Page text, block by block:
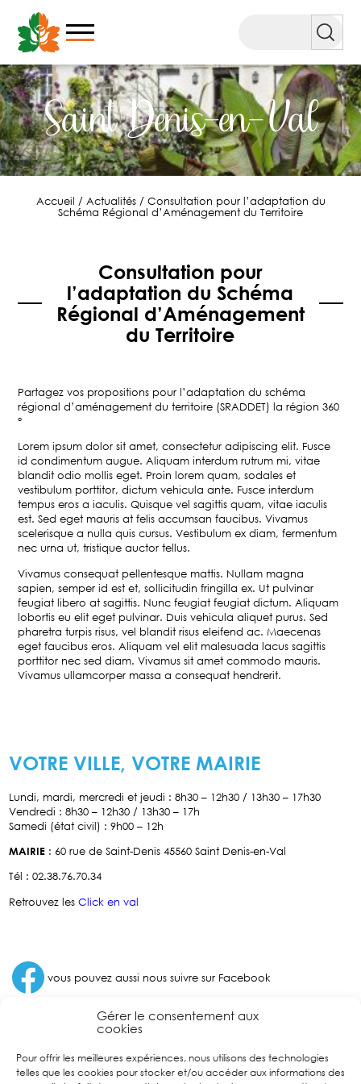
Gérer le consentement aux
cookies
Pour offrir les meilleures expériences, nous utilisons des technologies
telles que les cookies pour stocker et/ou accéder aux informations des
contenu
Saint Denis-en-Val
Accueil / Actualités/ Consultation pour l’adaptation du
Schéma Régional d’Aménagement du Territoire
Consultation pour
l’adaptation du Schéma
Régional d’Aménagement
du Territoire
Partagez vos propositions pour l’adaptation du schéma
régional d’aménagement du territoire (SRADDET) la région 360
°
Lorem ipsum dolor sit amet, consectetur adipiscing elit. Fusce
id condimentum augue. Aliquam interdum rutrum mi, vitae
blandit odio mollis eget. Proin lorem quam, sodales et
vestibulum porttitor, dictum vehicula ante. Fusce interdum
tempus eros a iaculis. Quisque vel sagittis quam, vitae iaculis
est. Sed eget mauris at felis accumsan faucibus. Vivamus
scelerisque a nulla quis cursus. Vestibulum ex diam, fermentum
nec urna ut, tristique auctor tellus.
Vivamus consequat pellentesque mattis. Nullam magna
sapien, semper id est et, sollicitudin fringilla ex. Ut pulvinar
feugiat libero at sagittis. Nunc feugiat feugiat dictum. Aliquam
lobortis eu elit eget pulvinar. Duis vehicula aliquet purus. Sed
pharetra turpis risus, vel blandit risus eleifend ac. Maecenas
eget faucibus eros. Aliquam vel elit malesuada lacus sagittis
porttitor nec sed diam. Vivamus sit amet commodo mauris.
Vivamus ullamcorper massa a consequat hendrerit.
VOTRE VILLE, VOTRE MAIRIE
Lundi, mardi, mercredi et jeudi : 8h30 – 12h30 / 13h30 – 17h30
Vendredi : 8h30 – 12h30 / 13h30 – 17h
Samedi (état civil) : 9h00 – 12h
MAIRIE : 60 rue de Saint-Denis 45560 Saint Denis-en-Val
Tél : 02.38.76.70.34
Retrouvez les Click en val
Facebook vous pouvez aussi nous suivre sur Facebook